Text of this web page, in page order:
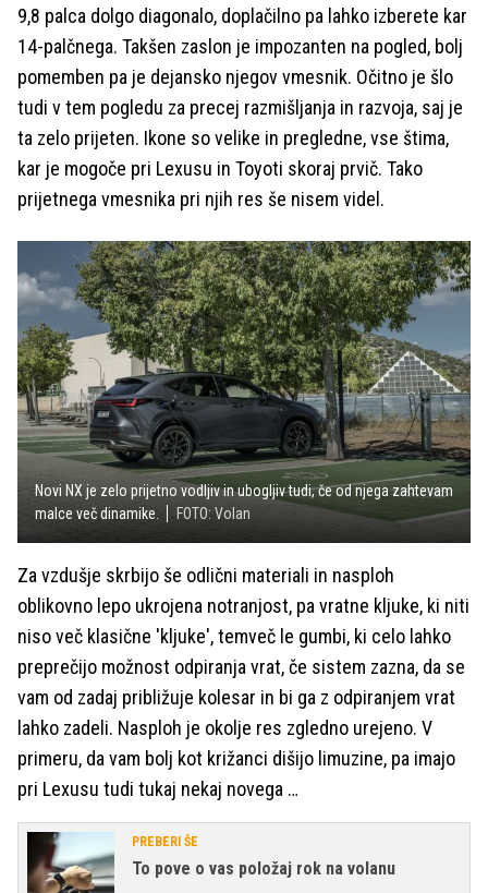
9,8 palca dolgo diagonalo, doplačilno pa lahko izberete kar
14-palčnega. Takšen zaslon je impozanten na pogled, bolj
pomemben pa je dejansko njegov vmesnik. Očitno je šlo
tudi v tem pogledu za precej razmišljanja in razvoja, saj je
ta zelo prijeten. Ikone so velike in pregledne, vse štima,
kar je mogoče pri Lexusu in Toyoti skoraj prvič. Tako
prijetnega vmesnika pri njih res še nisem videl.
Novi NX je zelo prijetno vodljiv in ubogljiv tudi, če od njega zahtevam
malce več dinamike.
FOTO: Volan
Za vzdušje skrbijo še odlični materiali in nasploh
oblikovno lepo ukrojena notranjost, pa vratne kljuke, ki niti
niso več klasične 'kljuke', temveč le gumbi, ki celo lahko
preprečijo možnost odpiranja vrat, če sistem zazna, da se
vam od zadaj približuje kolesar in bi ga z odpiranjem vrat
lahko zadeli. Nasploh je okolje res zgledno urejeno. V
primeru, da vam bolj kot križanci dišijo limuzine, pa imajo
pri Lexusu tudi tukaj nekaj novega …
PREBERI ŠE
To pove o vas položaj rok na volanu